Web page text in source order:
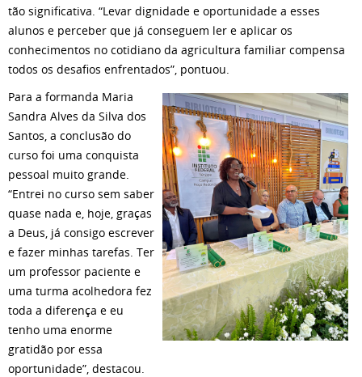
tão significativa. “Levar dignidade e oportunidade a esses
alunos e perceber que já conseguem ler e aplicar os
conhecimentos no cotidiano da agricultura familiar compensa
todos os desafios enfrentados”, pontuou.
Para a formanda Maria
Sandra Alves da Silva dos
Santos, a conclusão do
curso foi uma conquista
pessoal muito grande.
“Entrei no curso sem saber
quase nada e, hoje, graças
a Deus, já consigo escrever
e fazer minhas tarefas. Ter
um professor paciente e
uma turma acolhedora fez
toda a diferença e eu
tenho uma enorme
gratidão por essa
oportunidade”, destacou.